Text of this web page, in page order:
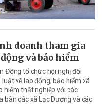
doanh tham gia
và bảo hiểm
Đồng tổ chức hội nghị đối
về lao động, bảo hiểm xã
hiểm thất nghiệp với các
bàn các xã Lạc Dương và các